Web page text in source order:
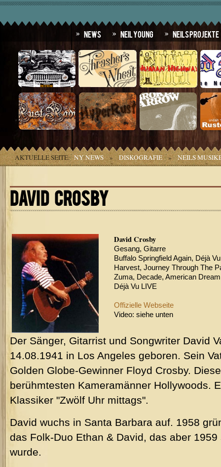
News Neil Young Neils Projekte
AKTUELLE SEITE: NY NEWS » DISKOGRAFIE » NEILS
DAVID CROSBY
David Crosby
Gesang, Gitarre
Buffalo Springfield Again, Déjà
Harvest, Journey Through The
Zuma, Decade, American
Déjà Vu LIVE
Offizielle Webseite
Video: siehe unten
Der Sänger, Gitarrist und Songwriter David
14.08.1941 in Los Angeles geboren. Sein
Golden Globe-Gewinner Floyd Crosby.
berühmtesten Kameramänner Hollywoods.
Klassiker "Zwölf Uhr mittags".
David wuchs in Santa Barbara auf. 1958
das Folk-Duo Ethan & David, das aber
wurde.